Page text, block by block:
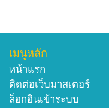
เมนูหลัก
หน้าแรก
ติดต่อเว็บมาสเตอร์
ล็อกอินเข้าระบบ